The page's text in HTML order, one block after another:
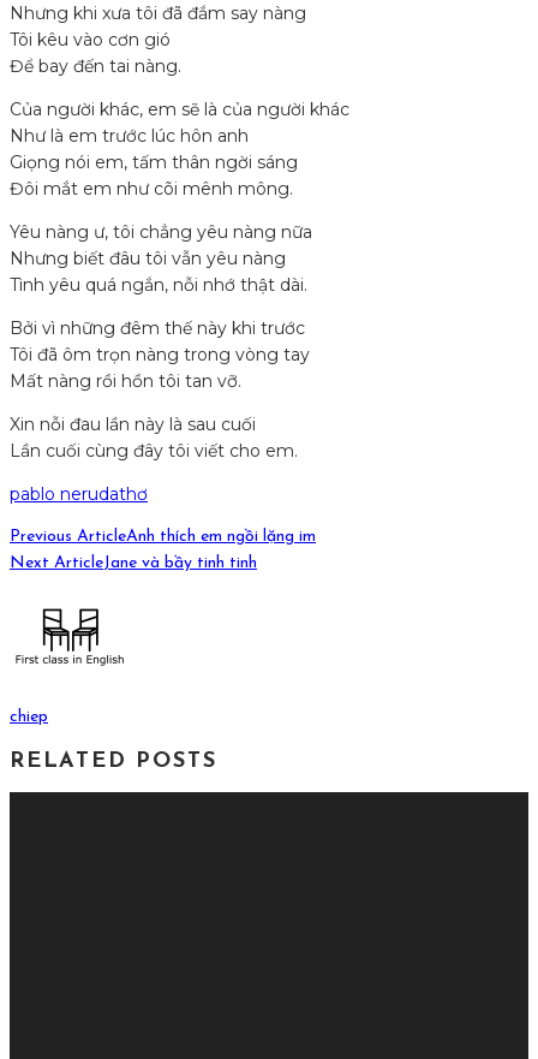
Nhưng khi xưa tôi đã đắm say nàng
Tôi kêu vào cơn gió
Để bay đến tai nàng.
Của người khác, em sẽ là của người khác
Như là em trước lúc hôn anh
Giọng nói em, tấm thân ngời sáng
Đôi mắt em như cõi mênh mông.
Yêu nàng ư, tôi chẳng yêu nàng nữa
Nhưng biết đâu tôi vẫn yêu nàng
Tình yêu quá ngắn, nỗi nhớ thật dài.
Bởi vì những đêm thế này khi trước
Tôi đã ôm trọn nàng trong vòng tay
Mất nàng rồi hồn tôi tan vỡ.
Xin nỗi đau lần này là sau cuối
Lần cuối cùng đây tôi viết cho em.
pablo nerudathơ
Previous ArticleAnh thích em ngồi lặng im
Next ArticleJane và bầy tinh tinh
chiep
RELATED POSTS